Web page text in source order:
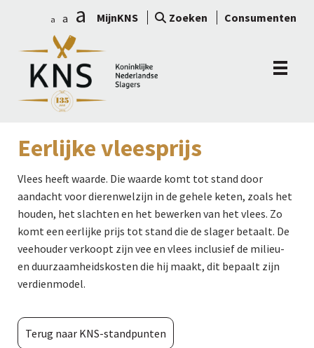
a a a MijnKNS Zoeken Consumenten
Eerlijke vleesprijs
Vlees heeft waarde. Die waarde komt tot stand door
aandacht voor dierenwelzijn in de gehele keten, zoals het
houden, het slachten en het bewerken van het vlees. Zo
komt een eerlijke prijs tot stand die de slager betaalt. De
veehouder verkoopt zijn vee en vlees inclusief de milieu-
en duurzaamheidskosten die hij maakt, dit bepaalt zijn
verdienmodel.
Terug naar KNS-standpunten